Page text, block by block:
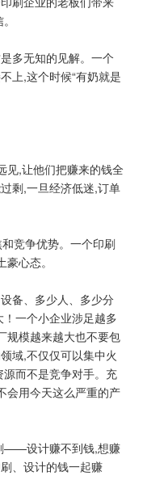
多无知的见解。一个
上,这个时候“有奶就是
,让他们把赚来的钱全
剩,一旦经济低迷,订单
竞争优势。一个印刷
心态。
备、多少人、多少分
一个小企业涉足越多
规模越来越大也不要包
域,不仅仅可以集中火
而不是竞争对手。充
会用今天这么严重的产
设计赚不到钱,想赚
、设计的钱一起赚